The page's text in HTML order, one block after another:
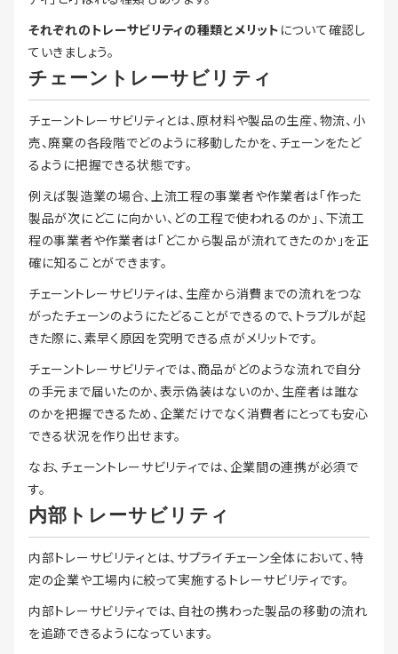
それぞれのトレーサビリティの種類とメリット について確認し
ていきましょう。
チェーントレーサビリティ
チェーントレーサビリティとは、原材料や製品の生産、物流、小
売、廃棄の各段階でどのように移動したかを、チェーンをたど
るように把握できる状態です。
例えば製造業の場合、上流工程の事業者や作業者は「作った
製品が次にどこに向かい、どの工程で使われるのか」、下流工
程の事業者や作業者は「どこから製品が流れてきたのか」を正
確に知ることができます。
チェーントレーサビリティは、生産から消費までの流れをつな
がったチェーンのようにたどることができるので、トラブルが起
きた際に、素早く原因を究明できる点がメリットです。
チェーントレーサビリティでは、商品がどのような流れで自分
の手元まで届いたのか、表示偽装はないのか、生産者は誰な
のかを把握できるため、企業だけでなく消費者にとっても安心
できる状況を作り出せます。
なお、チェーントレーサビリティでは、企業間の連携が必須で
す。
内部トレーサビリティ
内部トレーサビリティとは、サプライチェーン全体において、特
定の企業や工場内に絞って実施するトレーサビリティです。
内部トレーサビリティでは、自社の携わった製品の移動の流れ
を追跡できるようになっています。